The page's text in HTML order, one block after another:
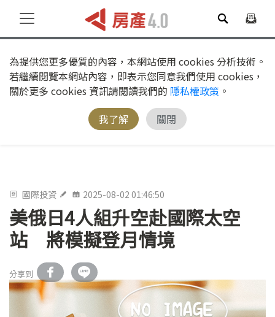
為提供您更多優質的內容，本網站使用 cookies 分析技術。
若繼續閱覽本網站內容，即表示您同意我們使用 cookies，
關於更多 cookies 資訊請閱讀我們的 隱私權政策 。
我了解
關閉
國際投資 2025-08-02 01:46:50
美俄日4人組升空赴國際太空
站 將模擬登月情境
分享到